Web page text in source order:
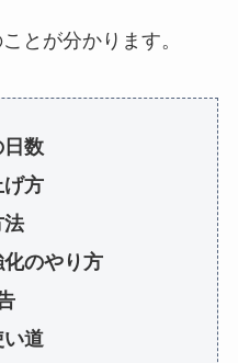
とが分かります。
数
げ方
法
のやり方
い道